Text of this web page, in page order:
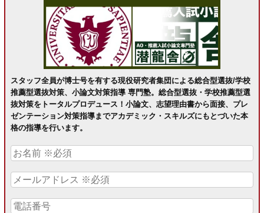
スタッフ全員が博士号を有する現役研究者集団による総合型選抜/学校
推薦型選抜対策、小論文対策指導 専門塾。総合型選抜・学校推薦型選
抜対策をトータルプロデュース！小論文、志望理由書から面接、プレ
ゼンテーション対策指導までアカデミック・スキルズにもとづいた本
格の指導を行います。